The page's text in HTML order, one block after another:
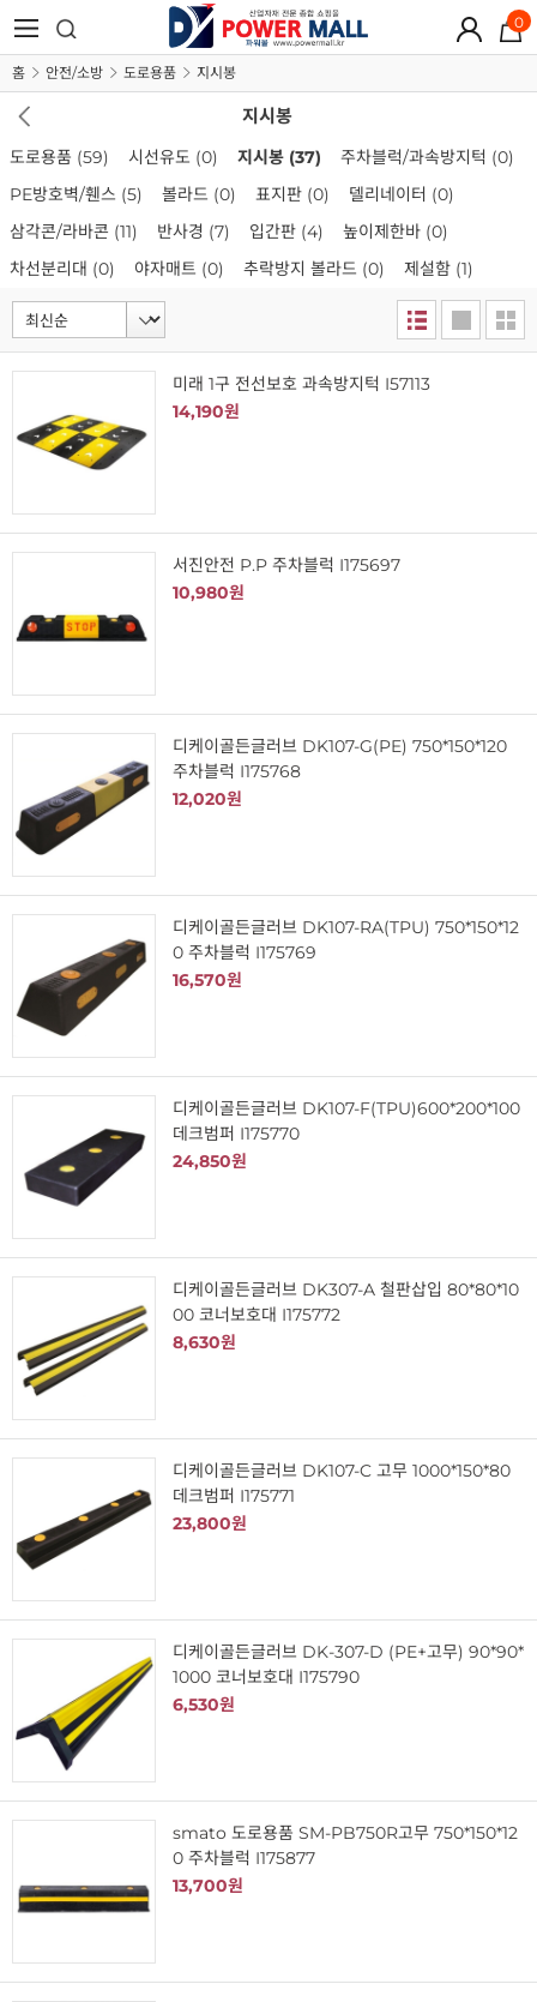
0
홈 안전/소방 도로용품 지시봉
지시봉
도로용품 (59) 시선유도 (0) 지시봉 (37) 주차블럭/과속방지턱 (0)
PE방호벽/휀스 (5) 볼라드 (0) 표지판 (0) 델리네이터 (0)
삼각콘/라바콘 (11) 반사경 (7) 입간판 (4) 높이제한바 (0)
차선분리대 (0) 야자매트 (0) 추락방지 볼라드 (0) 제설함 (1)
미래 1구 전선보호 과속방지턱 I57113
14,190원
서진안전 P.P 주차블럭 I175697
10,980원
디케이골든글러브 DK107-G(PE) 750*150*120
주차블럭 I175768
12,020원
디케이골든글러브 DK107-RA(TPU) 750*150*12
0 주차블럭 I175769
16,570원
디케이골든글러브 DK107-F(TPU)600*200*100
데크범퍼 I175770
24,850원
디케이골든글러브 DK307-A 철판삽입 80*80*10
00 코너보호대 I175772
8,630원
디케이골든글러브 DK107-C 고무 1000*150*80
데크범퍼 I175771
23,800원
디케이골든글러브 DK-307-D (PE+고무) 90*90*
1000 코너보호대 I175790
6,530원
smato 도로용품 SM-PB750R고무 750*150*12
0 주차블럭 I175877
13,700원